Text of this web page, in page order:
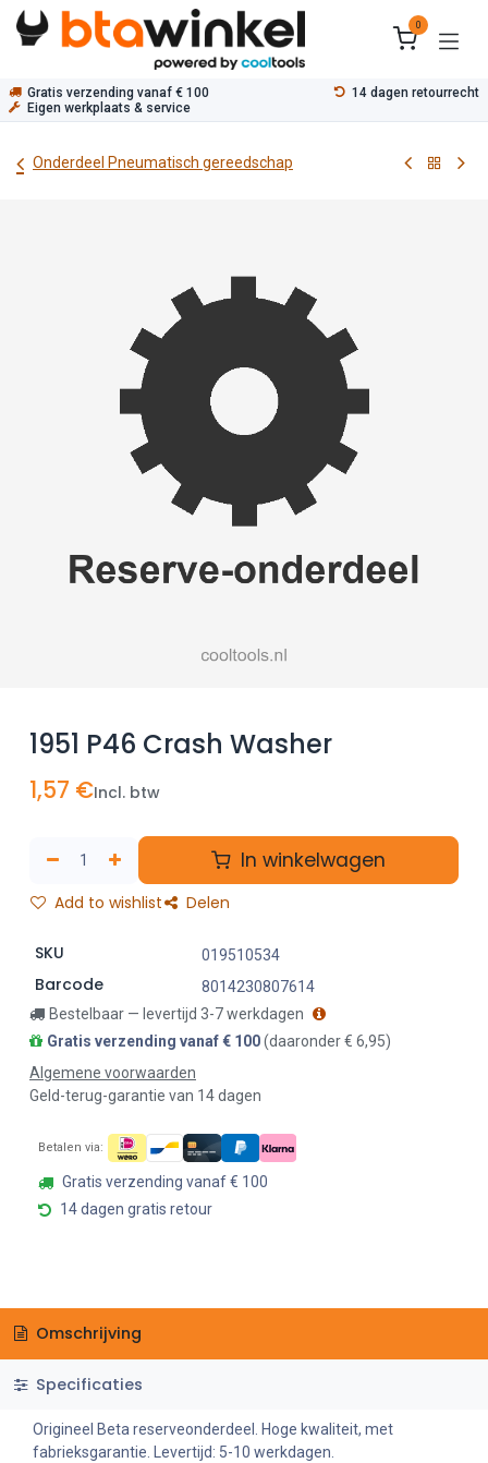
Overslaan naar inhoud
0
Gratis verzending vanaf € 100
14 dagen retourrecht
Eigen werkplaats & service
Onderdeel Pneumatisch gereedschap
1951 P46 Crash Washer
1,57 €Incl. btw
In winkelwagen
Add to wishlist Delen
SKU 019510534
Barcode
8014230807614
Bestelbaar — levertijd 3-7 werkdagen
Gratis verzending vanaf € 100(daaronder € 6,95)
Algemene voorwaarden
Geld-terug-garantie van 14 dagen
Betalen via:
Gratis verzending vanaf € 100
14 dagen gratis retour
Omschrijving
Specificaties
Origineel Beta reserveonderdeel. Hoge kwaliteit, met
fabrieksgarantie. Levertijd: 5-10 werkdagen.